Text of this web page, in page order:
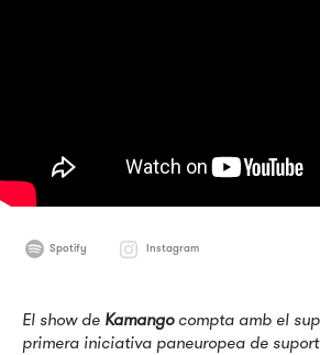
Spotify Instagram
El show de Kamangocompta amb el
primera iniciativa paneuropea de